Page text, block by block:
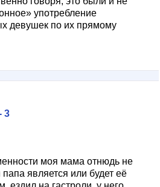
употребление
девушек по их прямому
3
моя мама отнюдь не
является или будет её